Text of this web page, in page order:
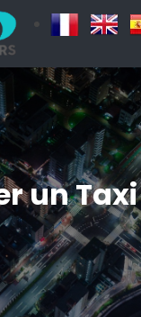
un Taxi